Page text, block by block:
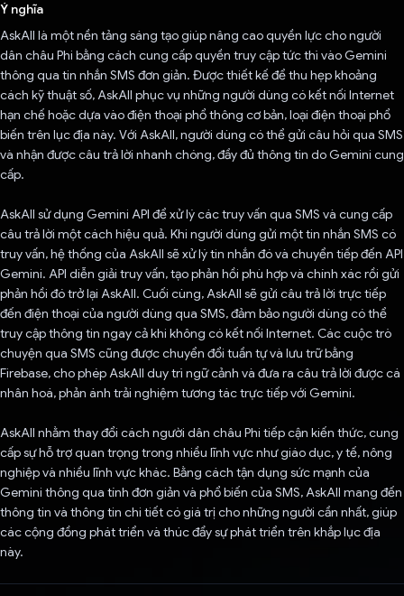
Ý nghĩa
AskAll là một nền tảng sáng tạo giúp nâng cao quyền lực cho người
dân châu Phi bằng cách cung cấp quyền truy cập tức thì vào Gemini
thông qua tin nhắn SMS đơn giản. Được thiết kế để thu hẹp khoảng
cách kỹ thuật số, AskAll phục vụ những người dùng có kết nối Internet
hạn chế hoặc dựa vào điện thoại phổ thông cơ bản, loại điện thoại phổ
biến trên lục địa này. Với AskAll, người dùng có thể gửi câu hỏi qua SMS
và nhận được câu trả lời nhanh chóng, đầy đủ thông tin do Gemini cung
cấp.
AskAll sử dụng Gemini API để xử lý các truy vấn qua SMS và cung cấp
câu trả lời một cách hiệu quả. Khi người dùng gửi một tin nhắn SMS có
truy vấn, hệ thống của AskAll sẽ xử lý tin nhắn đó và chuyển tiếp đến API
Gemini. API diễn giải truy vấn, tạo phản hồi phù hợp và chính xác rồi gửi
phản hồi đó trở lại AskAll. Cuối cùng, AskAll sẽ gửi câu trả lời trực tiếp
đến điện thoại của người dùng qua SMS, đảm bảo người dùng có thể
truy cập thông tin ngay cả khi không có kết nối Internet. Các cuộc trò
chuyện qua SMS cũng được chuyển đổi tuần tự và lưu trữ bằng
Firebase, cho phép AskAll duy trì ngữ cảnh và đưa ra câu trả lời được cá
nhân hoá, phản ánh trải nghiệm tương tác trực tiếp với Gemini.
AskAll nhằm thay đổi cách người dân châu Phi tiếp cận kiến thức, cung
cấp sự hỗ trợ quan trọng trong nhiều lĩnh vực như giáo dục, y tế, nông
nghiệp và nhiều lĩnh vực khác. Bằng cách tận dụng sức mạnh của
Gemini thông qua tính đơn giản và phổ biến của SMS, AskAll mang đến
thông tin và thông tin chi tiết có giá trị cho những người cần nhất, giúp
các cộng đồng phát triển và thúc đẩy sự phát triển trên khắp lục địa
này.